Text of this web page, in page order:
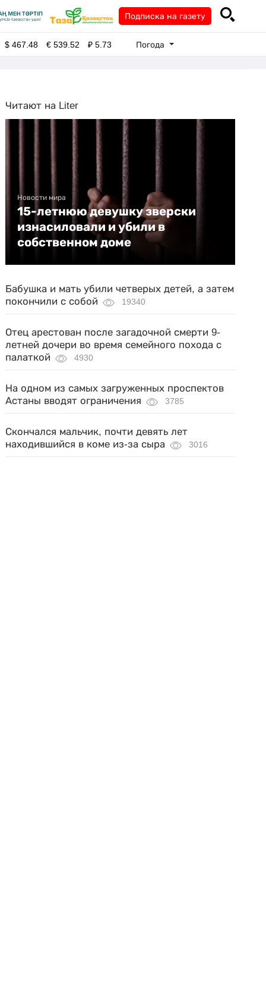
Подписка на газету
$467.48 €539.52 ₽5.73 Погода
Читают на Liter
Новости мира
15-летнюю девушку зверски
изнасиловали и убили в
собственном доме
Бабушка и мать убили четверых детей, а затем
покончили с собой
19340
Отец арестован после загадочной смерти 9-
летней дочери во время семейного похода с
палаткой
4930
На одном из самых загруженных проспектов
Астаны вводят ограничения
3785
Скончался мальчик, почти девять лет
находившийся в коме из-за сыра
3016